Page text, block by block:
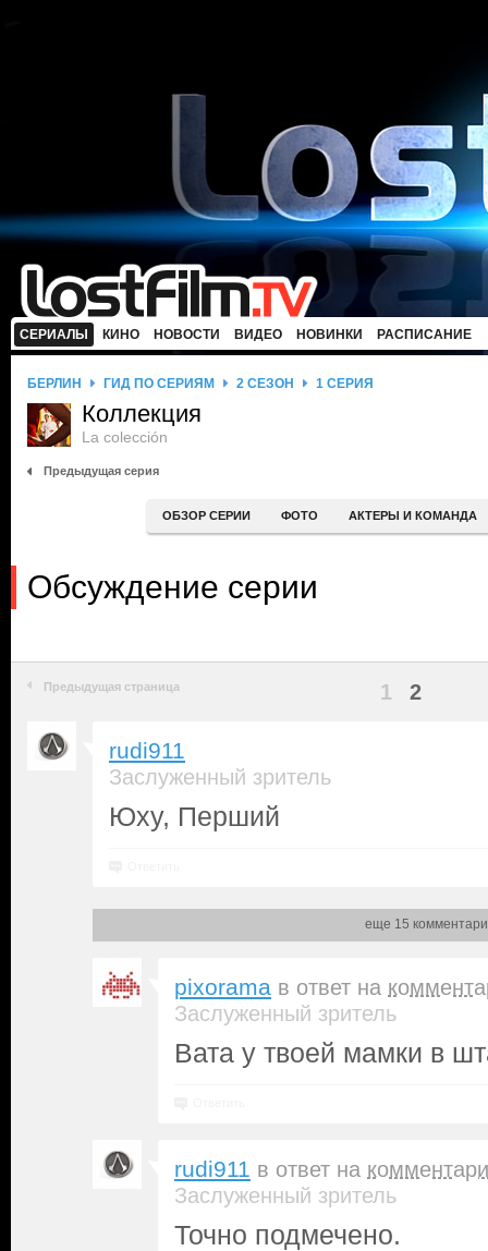
СЕРИАЛЫ КИНО НОВОСТИ ВИДЕО НОВИНКИ РАСПИСАНИЕ
БЕРЛИН ГИД ПО СЕРИЯМ 2 СЕЗОН 1 СЕРИЯ
Коллекция
La colección
Предыдущая серия
ОБЗОР СЕРИИ ФОТО АКТЕРЫ И КОМАНДА
Обсуждение серии
Предыдущая страница 1 2
rudi911
Заслуженный зритель
Юху, Перший
еще 15
pixorama в ответ на
Заслуженный зритель
Вата у твоей мамки в
rudi911 в ответ на
Заслуженный зритель
Точно подмечено.